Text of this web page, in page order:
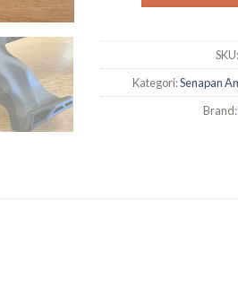
SKU:
Kategori:Senapan
Brand: